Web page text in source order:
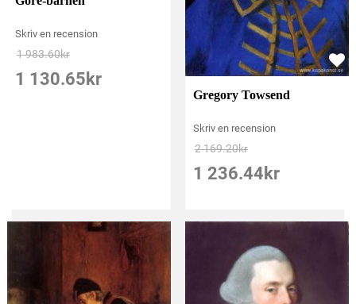
Skriv en recension
1 983.60kr
1 130.65 kr
Gregory Towsend
Skriv en recension
2 169.20kr
1 236.44 kr